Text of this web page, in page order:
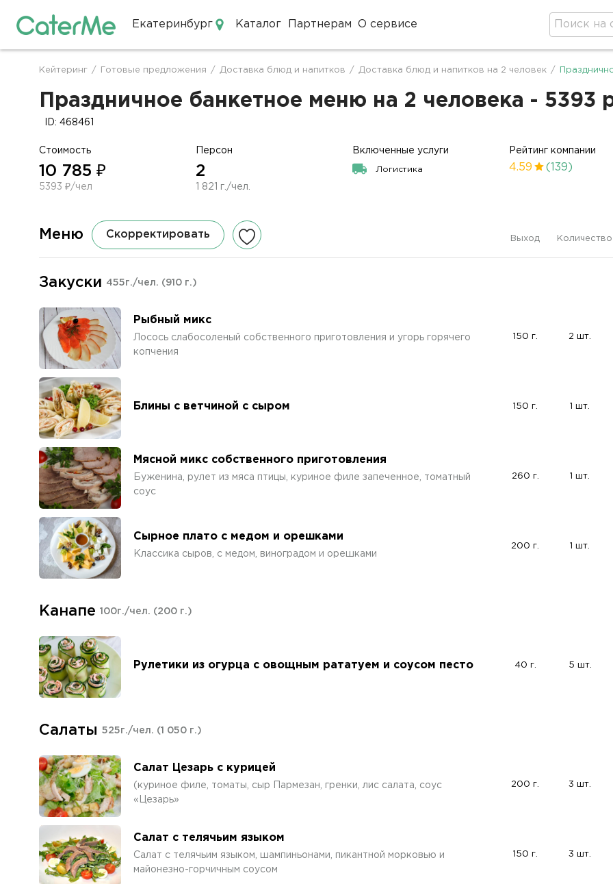
Екатеринбург Каталог Партнерам О сервисе
Строка
навигации
Кейтеринг / Готовые предложения / Доставка блюд и напитков / Доставка блюд и напитков на 2 человек /
Праздничное банкетное меню на 2 человека - 5393
ID: 468461
Стоимость
10 785 ₽
5393 ₽/чел
Персон
2
1 821 г./чел.
Включенные услуги
Логистика
Рейтинг компании
4.59 (139)
Меню Скорректировать Выход Количество
Закуски 455г./чел. (910 г.)
Рыбный микс
Лосось слабосоленый собственного приготовления и угорь горячего
копчения
150 г. 2 шт.
Блины с ветчиной с сыром 150 г. 1 шт.
Мясной микс собственного приготовления
Буженина, рулет из мяса птицы, куриное филе запеченное, томатный
соус
260 г. 1 шт.
Сырное плато с медом и орешками
Классика сыров, с медом, виноградом и орешками
200 г. 1 шт.
Канапе 100г./чел. (200 г.)
Рулетики из огурца с овощным рататуем и соусом песто 40 г. 5 шт.
Салаты 525г./чел. (1 050 г.)
Салат Цезарь с курицей
(куриное филе, томаты, сыр Пармезан, гренки, лис салата, соус
«Цезарь»
200 г. 3 шт.
Салат с телячьим языком
Салат с телячьим языком, шампиньонами, пикантной морковью и
майонезно-горчичным соусом
150 г. 3 шт.